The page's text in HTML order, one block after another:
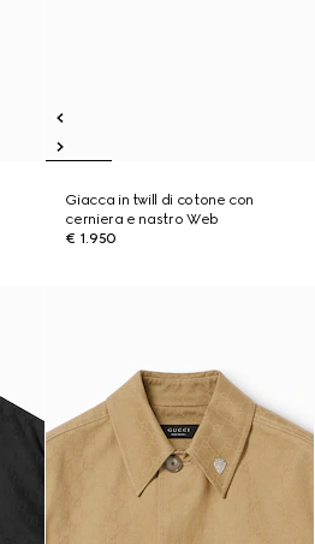
Giacca in twill di cotone con
cerniera e nastro Web
€ 1.950